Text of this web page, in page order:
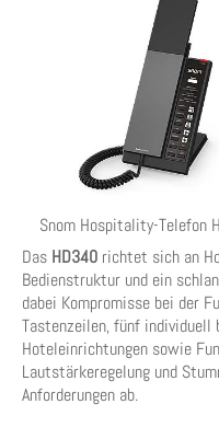
Snom Hospitality-Telefon
Das HD340 richtet sich an
Bedienstruktur und ein
dabei Kompromisse bei der
Tastenzeilen, fünf individuell
Hoteleinrichtungen sowie
Lautstärkeregelung und
Anforderungen ab.